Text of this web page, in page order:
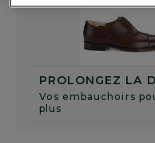
PROLONGEZ LA
Vos embauchoirs
plus